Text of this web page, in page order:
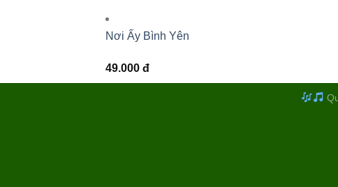
Nơi Ấy Bình Yên
49.000 đ